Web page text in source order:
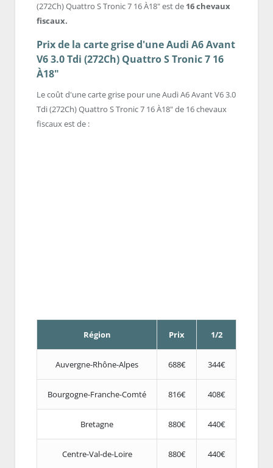
(272Ch) Quattro S Tronic 7 16 À18" est de 16 chevaux
fiscaux.
Prix de la carte grise d'une Audi A6 Avant
V6 3.0 Tdi (272Ch) Quattro S Tronic 7 16
À18"
Le coût d'une carte grise pour une Audi A6 Avant V6 3.0
Tdi (272Ch) Quattro S Tronic 7 16 À18" de 16 chevaux
fiscaux est de :
Région Prix 1/2
Auvergne-Rhône-Alpes 688€ 344€
Bourgogne-Franche-Comté 816€ 408€
Bretagne 880€ 440€
Centre-Val-de-Loire 880€ 440€